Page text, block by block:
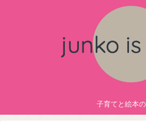
子育てと絵本の